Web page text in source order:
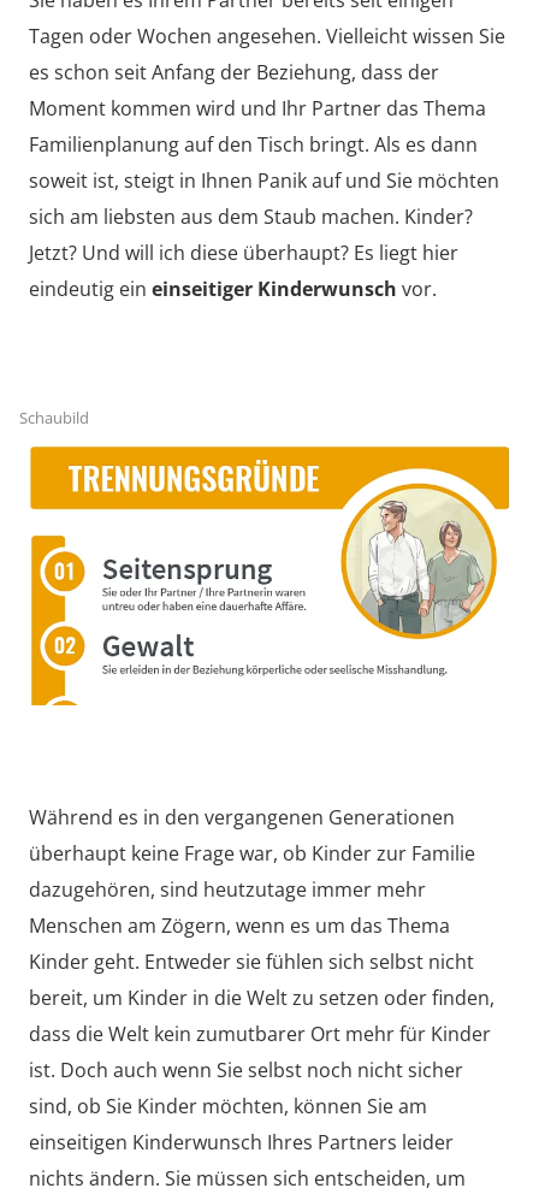
Schaubild
Tagen oder Wochen angesehen. Vielleicht wissen Sie
es schon seit Anfang der Beziehung, dass der
Moment kommen wird und Ihr Partner das Thema
Familienplanung auf den Tisch bringt. Als es dann
soweit ist, steigt in Ihnen Panik auf und Sie möchten
sich am liebsten aus dem Staub machen. Kinder?
Jetzt? Und will ich diese überhaupt? Es liegt hier
eindeutig ein einseitiger Kinderwunsch vor.
Während es in den vergangenen Generationen
überhaupt keine Frage war, ob Kinder zur Familie
dazugehören, sind heutzutage immer mehr
Menschen am Zögern, wenn es um das Thema
Kinder geht. Entweder sie fühlen sich selbst nicht
bereit, um Kinder in die Welt zu setzen oder finden,
dass die Welt kein zumutbarer Ort mehr für Kinder
ist. Doch auch wenn Sie selbst noch nicht sicher
sind, ob Sie Kinder möchten, können Sie am
einseitigen Kinderwunsch Ihres Partners leider
nichts ändern. Sie müssen sich entscheiden, um